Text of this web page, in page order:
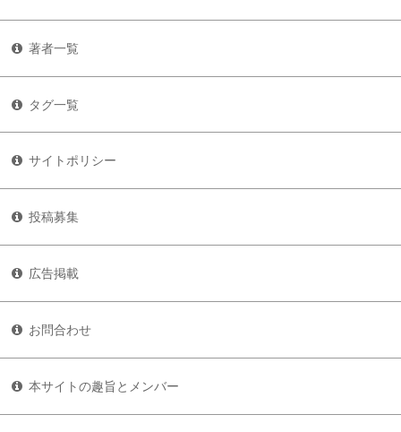
著者一覧
タグ一覧
サイトポリシー
投稿募集
広告掲載
お問合わせ
本サイトの趣旨とメンバー